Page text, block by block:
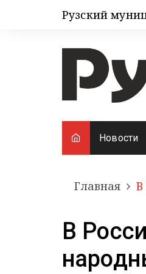
Рузский
Новости
Главная В
В